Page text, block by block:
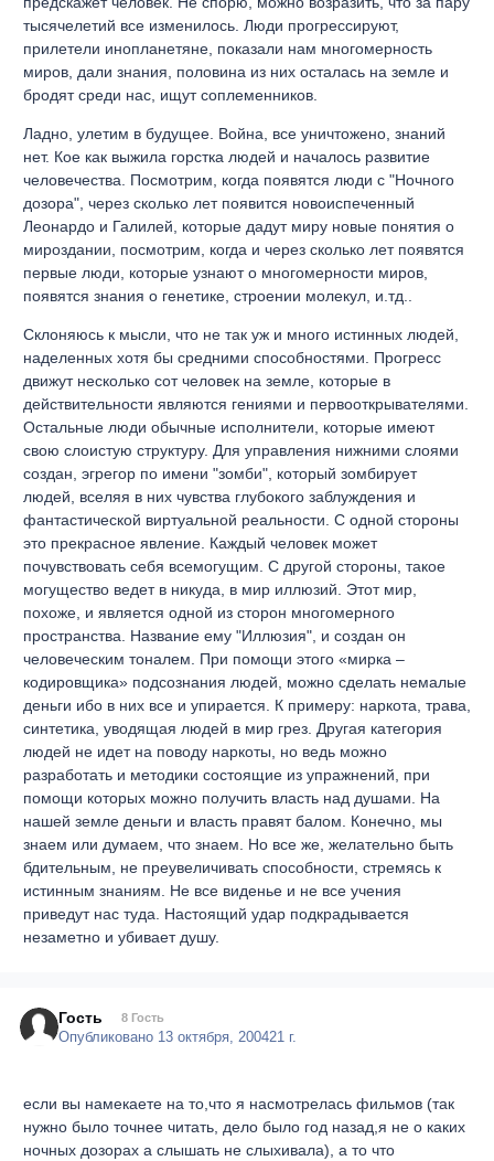
тысячелетий все изменилось. Люди прогрессируют,
прилетели инопланетяне, показали нам многомерность
миров, дали знания, половина из них осталась на земле и
бродят среди нас, ищут соплеменников.
Ладно, улетим в будущее. Война, все уничтожено, знаний
нет. Кое как выжила горстка людей и началось развитие
человечества. Посмотрим, когда появятся люди с "Ночного
дозора", через сколько лет появится новоиспеченный
Леонардо и Галилей, которые дадут миру новые понятия о
мироздании, посмотрим, когда и через сколько лет появятся
первые люди, которые узнают о многомерности миров,
появятся знания о генетике, строении молекул, и.тд..
Склоняюсь к мысли, что не так уж и много истинных людей,
наделенных хотя бы средними способностями. Прогресс
движут несколько сот человек на земле, которые в
действительности являются гениями и первооткрывателями.
Остальные люди обычные исполнители, которые имеют
свою слоистую структуру. Для управления нижними слоями
создан, эгрегор по имени "зомби", который зомбирует
людей, вселяя в них чувства глубокого заблуждения и
фантастической виртуальной реальности. С одной стороны
это прекрасное явление. Каждый человек может
почувствовать себя всемогущим. С другой стороны, такое
могущество ведет в никуда, в мир иллюзий. Этот мир,
похоже, и является одной из сторон многомерного
пространства. Название ему "Иллюзия", и создан он
человеческим тоналем. При помощи этого «мирка –
кодировщика» подсознания людей, можно сделать немалые
деньги ибо в них все и упирается. К примеру: наркота, трава,
синтетика, уводящая людей в мир грез. Другая категория
людей не идет на поводу наркоты, но ведь можно
разработать и методики состоящие из упражнений, при
помощи которых можно получить власть над душами. На
нашей земле деньги и власть правят балом. Конечно, мы
знаем или думаем, что знаем. Но все же, желательно быть
бдительным, не преувеличивать способности, стремясь к
истинным знаниям. Не все виденье и не все учения
приведут нас туда. Настоящий удар подкрадывается
незаметно и убивает душу.
Гость 8 Гость
Опубликовано 13 октября, 200421 г.
если вы намекаете на то,что я насмотрелась фильмов (так
нужно было точнее читать, дело было год назад,я не о каких
ночных дозорах а слышать не слыхивала), а то что